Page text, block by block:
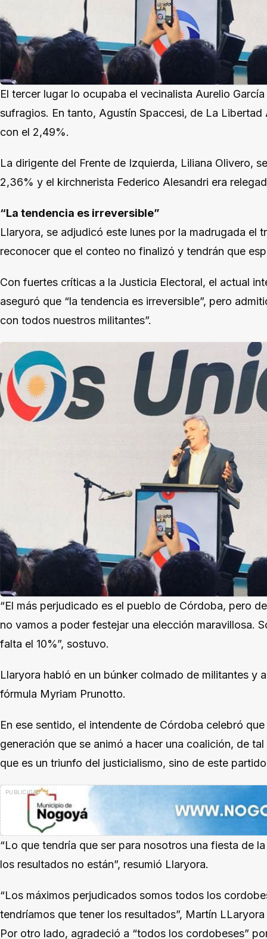
El tercer lugar lo ocupaba el vecinalista Aurelio
sufragios. En tanto, Agustín Spaccesi, de La
con el 2,49%.
La dirigente del Frente de Izquierda, Liliana Olivero,
2,36% y el kirchnerista Federico Alesandri era
“La tendencia es irreversible”
Llaryora, se adjudicó este lunes por la madrugada el
reconocer que el conteo no finalizó y tendrán que
Con fuertes críticas a la Justicia Electoral, el actual
aseguró que “la tendencia es irreversible”, pero
con todos nuestros militantes”.
“El más perjudicado es el pueblo de Córdoba, pero
no vamos a poder festejar una elección maravillosa.
falta el 10%”, sostuvo.
Llaryora habló en un búnker colmado de militantes y
fórmula Myriam Prunotto.
En ese sentido, el intendente de Córdoba celebró
generación que se animó a hacer una coalición, de
que es un triunfo del justicialismo, sino de este
“Lo que tendría que ser para nosotros una fiesta de
los resultados no están”, resumió Llaryora.
“Los máximos perjudicados somos todos los
tendríamos que tener los resultados”, Martín
Por otro lado, agradeció a “todos los cordobeses”